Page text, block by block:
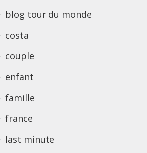
blog tour du monde
costa
couple
enfant
famille
france
last minute